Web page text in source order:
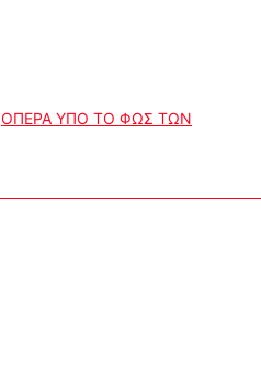
ΟΠΕΡΑ ΥΠΟ ΤΟ ΦΩΣ ΤΩΝ